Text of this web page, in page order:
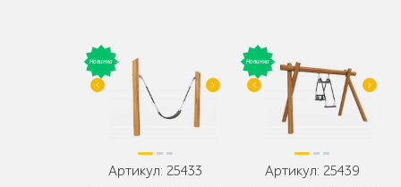
Артикул: 25433
Артикул: 25439